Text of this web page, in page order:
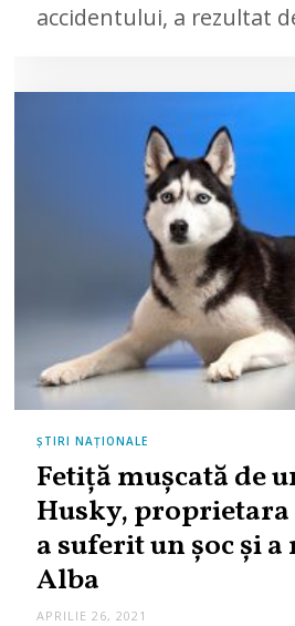
accidentului, a rezultat
ȘTIRI NAȚIONALE
Fetiță mușcată de
Husky,
a suferit un șoc și
Alba
APRILIE 26, 2021